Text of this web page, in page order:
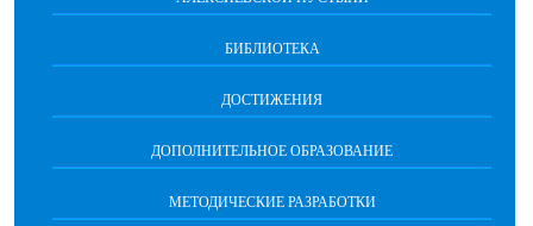
БИБЛИОТЕКА
ДОСТИЖЕНИЯ
ДОПОЛНИТЕЛЬНОЕ ОБРАЗОВАНИЕ
МЕТОДИЧЕСКИЕ РАЗРАБОТКИ